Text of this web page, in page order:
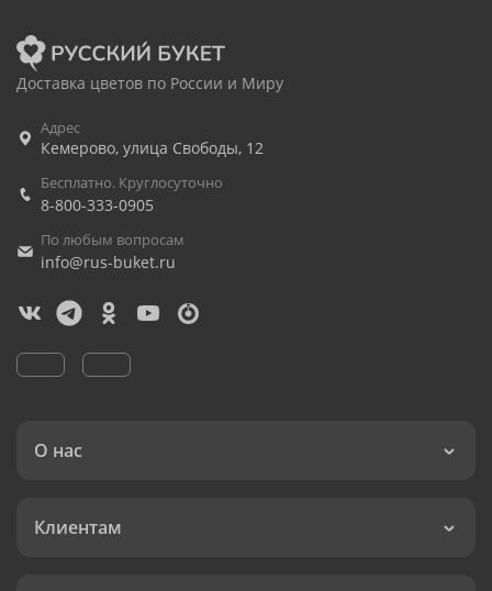
Доставка цветов по России и Миру
Адрес
Кемерово, улица Свободы, 12
Бесплатно. Круглосуточно
8-800-333-0905
По любым вопросам
info@rus-buket.ru
О нас
Клиентам